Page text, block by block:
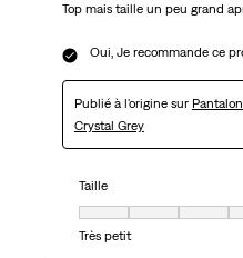
Top mais taille un peu grand
Oui, Je recommande ce
Publié à l'origine sur
Crystal Grey
Taille
Taille, 5 sur 7, où 1 est égal à
Très petit